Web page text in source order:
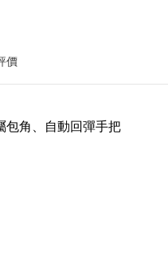
價
包角、自動回彈手把